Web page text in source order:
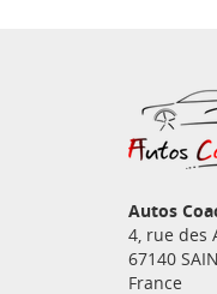
Autos
4, rue des
67140
France